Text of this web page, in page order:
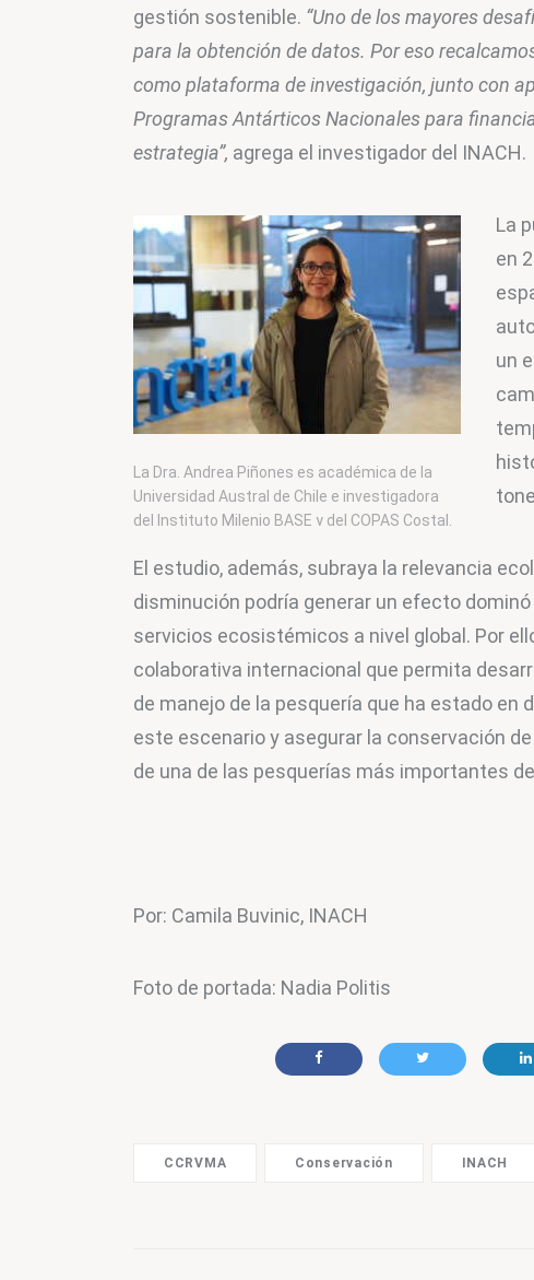
gestión sostenible. “Uno de los mayores
para la obtención de datos. Por eso
como plataforma de investigación, junto con
Programas Antárticos Nacionales para
estrategia”, agrega el investigador del INACH.
La Dra. Andrea Piñones es académica de la
Universidad Austral de Chile e investigadora
del Instituto Milenio BASE y del COPAS Costal.
La
en
un
El estudio, además, subraya la relevancia
disminución podría generar un efecto
servicios ecosistémicos a nivel global. Por
colaborativa internacional que permita
de manejo de la pesquería que ha estado
este escenario y asegurar la conservación
de una de las pesquerías más importantes
Por: Camila Buvinic, INACH
Foto de portada: Nadia Politis
CCRVMA Conservación INACH